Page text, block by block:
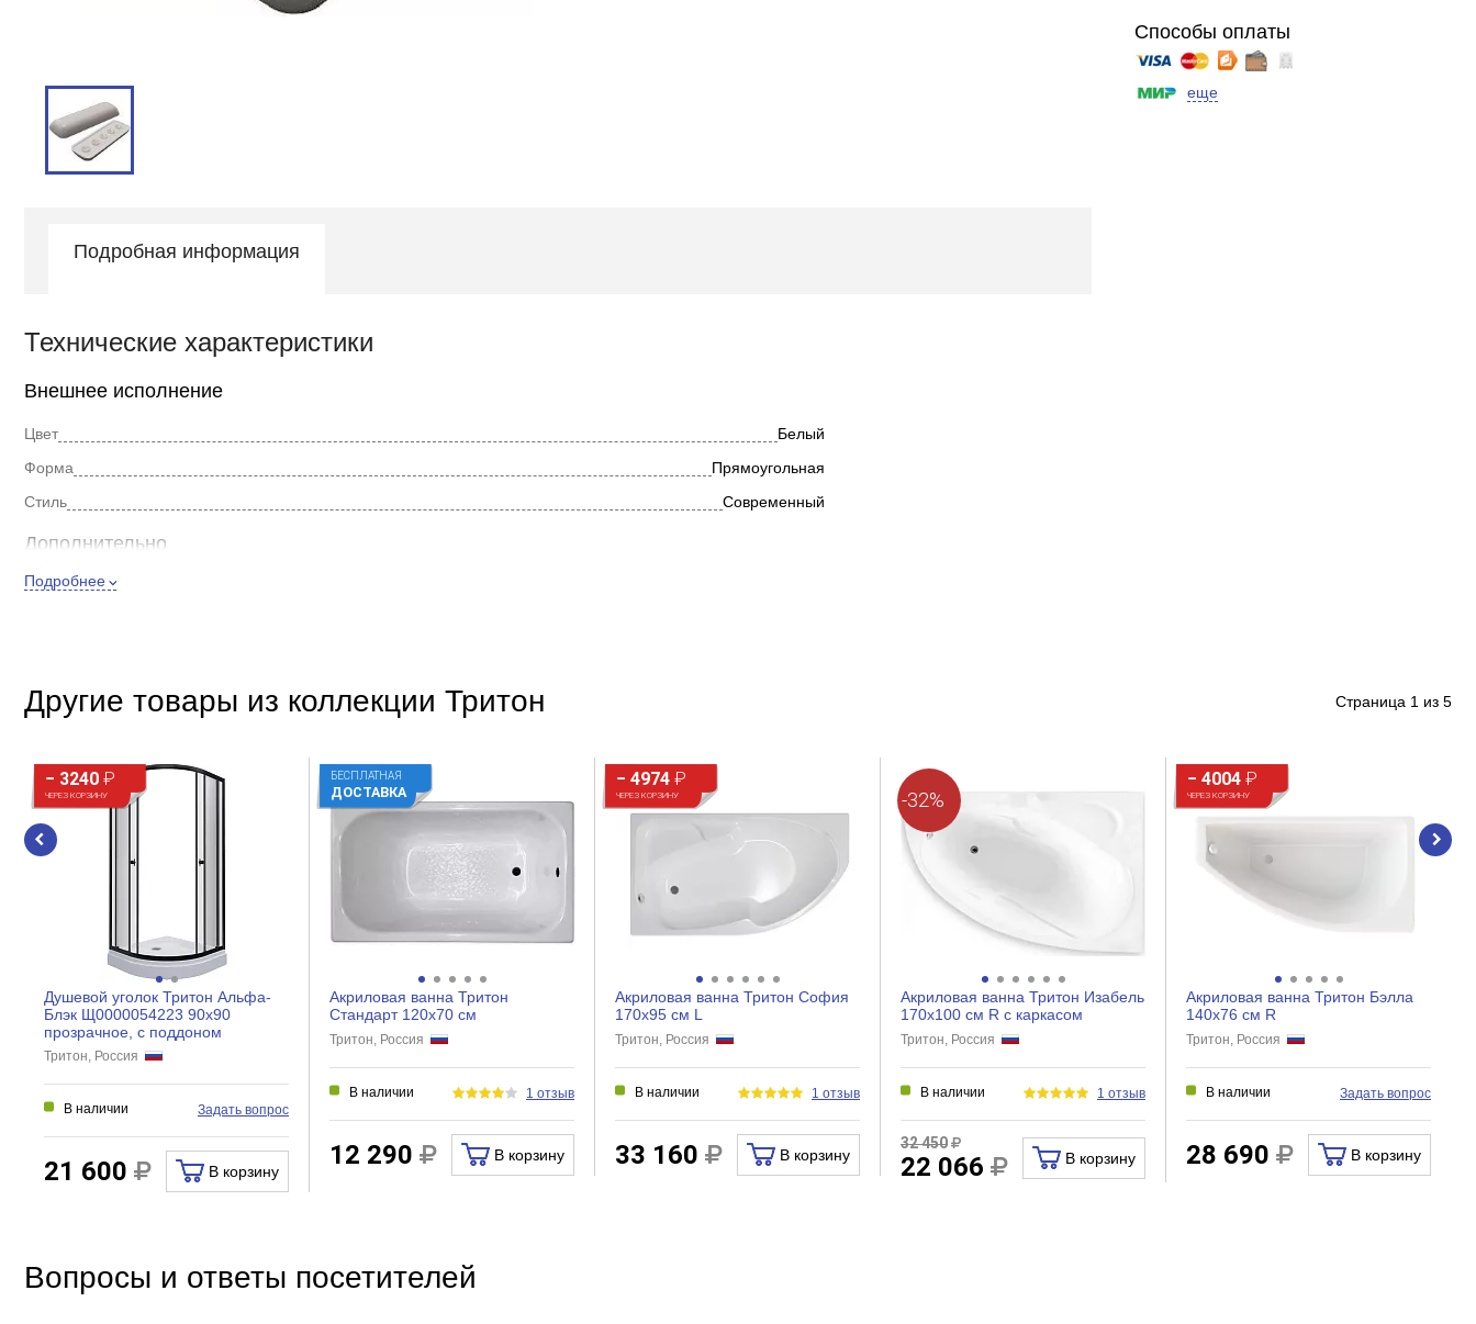
Способы оплаты
еще
Подробная информация
Технические характеристики
Внешнее исполнение
Цвет
Белый
Форма
Прямоугольная
Стиль
Современный
Дополнительно
Материал
Подробнее
Другие товары из коллекции Тритон Страница 1 из 5
− 3240 ₽
ЧЕРЕЗ КОРЗИНУ
Душевой уголок Тритон Альфа-
Блэк Щ0000054223 90x90
прозрачное, с поддоном
Тритон, Россия
В наличии Задать вопрос
21 600 В корзину
БЕСПЛАТНАЯ
ДОСТАВКА
Акриловая ванна Тритон
Стандарт 120х70 см
Тритон, Россия
В наличии 1 отзыв
12 290 В корзину
− 4974 ₽
ЧЕРЕЗ КОРЗИНУ
Акриловая ванна Тритон София
170x95 см L
Тритон, Россия
В наличии 1 отзыв
33 160 В корзину
-32%
Акриловая ванна Тритон Изабель
170х100 см R с каркасом
Тритон, Россия
В наличии 1 отзыв
32 450
22 066 В корзину
− 4004 ₽
ЧЕРЕЗ КОРЗИНУ
Акриловая ванна Тритон Бэлла
140х76 см R
Тритон, Россия
В наличии Задать вопрос
28 690 В корзину
Вопросы и ответы посетителей